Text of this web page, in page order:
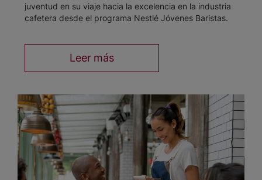
juventud en su viaje hacia la excelencia en la industria
cafetera desde el programa Nestlé Jóvenes Baristas.
Leer más